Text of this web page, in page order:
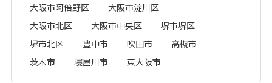
大阪市阿倍野区
大阪市淀川区
大阪市北区
大阪市中央区
堺市堺区
堺市北区
豊中市 吹田市
高槻市
茨木市
寝屋川市 東大阪市